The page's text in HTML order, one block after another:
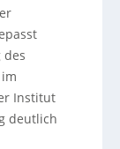
des
Institut
deutlich